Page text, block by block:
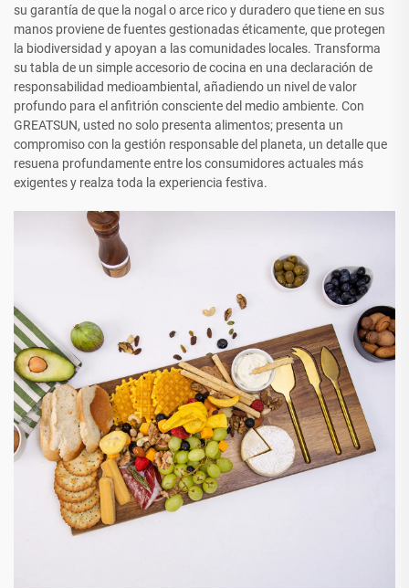
su garantía de que la nogal o arce rico y duradero que tiene en sus
manos proviene de fuentes gestionadas éticamente, que protegen
la biodiversidad y apoyan a las comunidades locales. Transforma
su tabla de un simple accesorio de cocina en una declaración de
responsabilidad medioambiental, añadiendo un nivel de valor
profundo para el anfitrión consciente del medio ambiente. Con
GREATSUN, usted no solo presenta alimentos; presenta un
compromiso con la gestión responsable del planeta, un detalle que
resuena profundamente entre los consumidores actuales más
exigentes y realza toda la experiencia festiva.